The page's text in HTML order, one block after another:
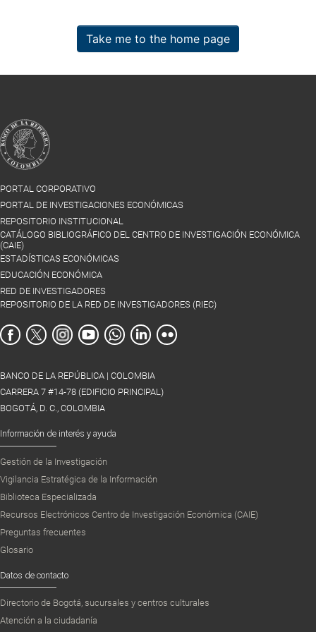
Take me to the home page
PORTAL CORPORATIVO
PORTAL DE INVESTIGACIONES ECONÓMICAS
REPOSITORIO INSTITUCIONAL
CATÁLOGO BIBLIOGRÁFICO DEL CENTRO DE INVESTIGACIÓN ECONÓMICA
(CAIE)
ESTADÍSTICAS ECONÓMICAS
EDUCACIÓN ECONÓMICA
RED DE INVESTIGADORES
REPOSITORIO DE LA RED DE INVESTIGADORES (RIEC)
BANCO DE LA REPÚBLICA | COLOMBIA
CARRERA 7 #14-78 (EDIFICIO PRINCIPAL)
BOGOTÁ, D. C., COLOMBIA
Información de interés y ayuda
Gestión de la Investigación
Vigilancia Estratégica de la Información
Biblioteca Especializada
Recursos Electrónicos Centro de Investigación Económica (CAIE)
Preguntas frecuentes
Glosario
Datos de contacto
Directorio de Bogotá, sucursales y centros culturales
Atención a la ciudadanía